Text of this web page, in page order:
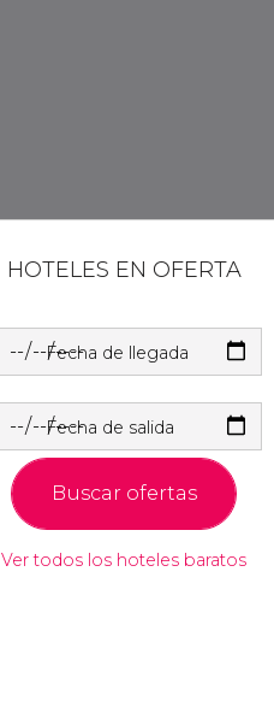
HOTELES EN OFERTA
Fecha de llegada
Fecha de salida
Buscar ofertas
Ver todos los hoteles baratos